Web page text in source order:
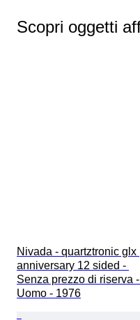
Scopri oggetti
Nivada - quartztronic glx
anniversary 12 sided -
Senza prezzo di riserva -
Uomo - 1976